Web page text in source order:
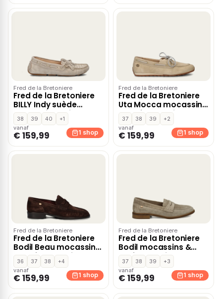
Fred de la Bretoniere
Fred de la Bretoniere
BILLY Indy suède
mocassins beige
38 39 40
+1
vanaf
€ 159,99 1 shop
Fred de la Bretoniere
Fred de la Bretoniere
Uta Mocca mocassins
& loafers – Beige
37 38 39
+2
vanaf
€ 159,99 1 shop
Fred de la Bretoniere
Fred de la Bretoniere
Bodil Beau mocassins
& loafers – Bruin
36 37 38
+4
vanaf
€ 159,99 1 shop
Fred de la Bretoniere
Fred de la Bretoniere
Bodil mocassins &
loafers – Beige
37 38 39
+3
vanaf
€ 159,99 1 shop